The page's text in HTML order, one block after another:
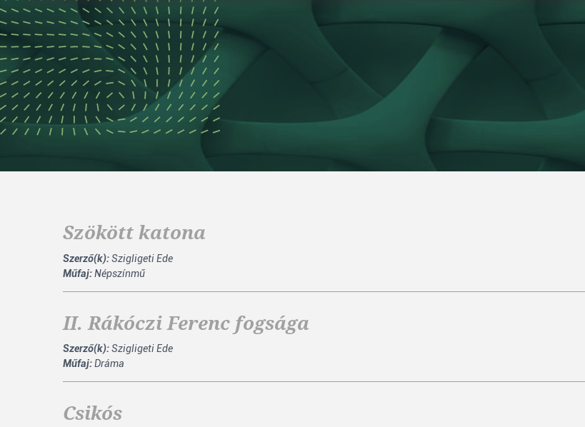
Szökött katona
Szerző(k):Szigligeti Ede
Műfaj:Népszínmű
II. Rákóczi Ferenc fogsága
Szerző(k):Szigligeti Ede
Műfaj:Dráma
Csikós